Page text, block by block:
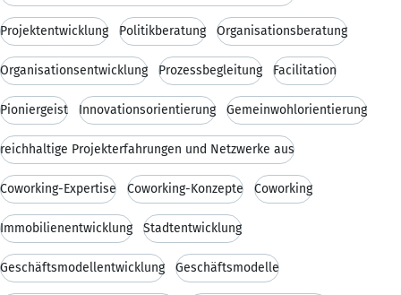
Projektentwicklung Politikberatung Organisationsberatung
Organisationsentwicklung Prozessbegleitung Facilitation
Pioniergeist Innovationsorientierung Gemeinwohlorientierung
reichhaltige Projekterfahrungen und Netzwerke aus
Coworking-Expertise Coworking-Konzepte Coworking
Immobilienentwicklung Stadtentwicklung
Geschäftsmodellentwicklung Geschäftsmodelle